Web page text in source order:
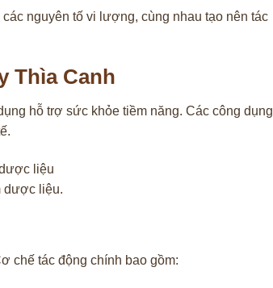
nguyên tố vi lượng, cùng nhau tạo nên tác
Thìa Canh
hỗ trợ sức khỏe tiềm năng. Các công dụng
dược liệu.
chế tác động chính bao gồm: